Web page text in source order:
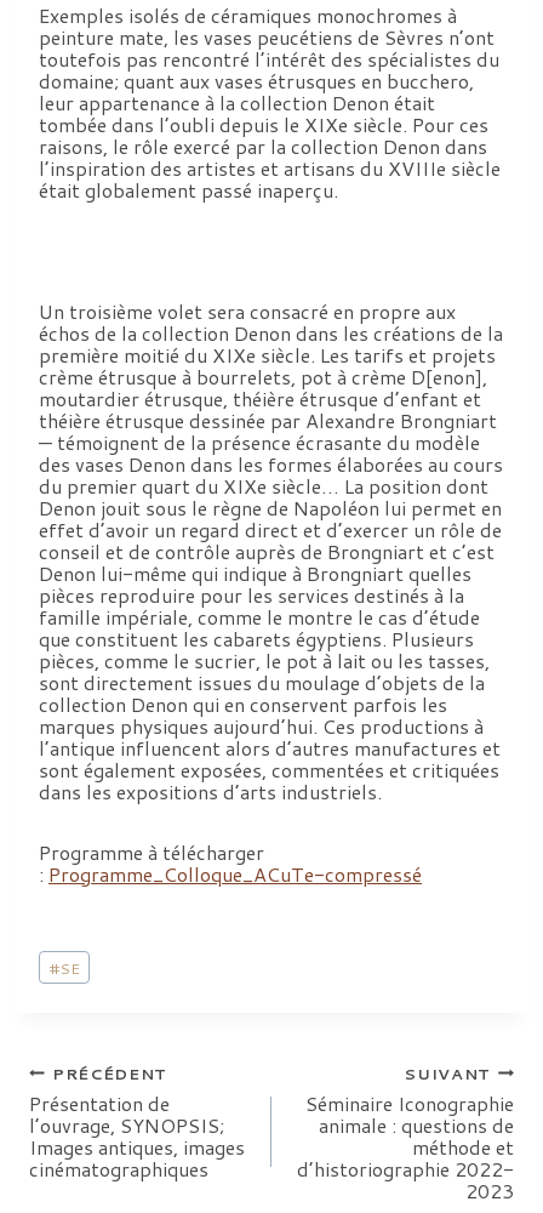
Exemples isolés de céramiques monochromes à
peinture mate, les vases peucétiens de Sèvres n’ont
toutefois pas rencontré l’intérêt des spécialistes du
domaine; quant aux vases étrusques en bucchero,
leur appartenance à la collection Denon était
tombée dans l’oubli depuis le XIXe siècle. Pour ces
raisons, le rôle exercé par la collection Denon dans
l’inspiration des artistes et artisans du XVIIIe siècle
était globalement passé inaperçu.
Un troisième volet sera consacré en propre aux
échos de la collection Denon dans les créations de la
première moitié du XIXe siècle. Les tarifs et projets
crème étrusque à bourrelets, pot à crème D[enon],
moutardier étrusque, théière étrusque d’enfant et
théière étrusque dessinée par Alexandre Brongniart
— témoignent de la présence écrasante du modèle
des vases Denon dans les formes élaborées au cours
du premier quart du XIXe siècle… La position dont
Denon jouit sous le règne de Napoléon lui permet en
effet d’avoir un regard direct et d’exercer un rôle de
conseil et de contrôle auprès de Brongniart et c’est
Denon lui-même qui indique à Brongniart quelles
pièces reproduire pour les services destinés à la
famille impériale, comme le montre le cas d’étude
que constituent les cabarets égyptiens. Plusieurs
pièces, comme le sucrier, le pot à lait ou les tasses,
sont directement issues du moulage d’objets de la
collection Denon qui en conservent parfois les
marques physiques aujourd’hui. Ces productions à
l’antique influencent alors d’autres manufactures et
sont également exposées, commentées et critiquées
dans les expositions d’arts industriels.
Programme à télécharger
: Programme_Colloque_ACuTe-compressé
Étiquettes
de
#SE
Navigation
de
l’article
PRÉCÉDENT
Présentation de
l’ouvrage, SYNOPSIS;
Images antiques, images
cinématographiques
SUIVANT
Séminaire Iconographie
animale : questions de
méthode et
d’historiographie 2022-
2023